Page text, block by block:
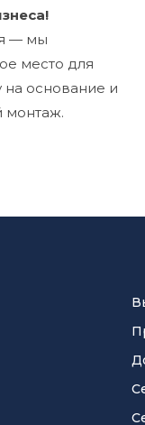
— мы
место для
на основание и
монтаж.